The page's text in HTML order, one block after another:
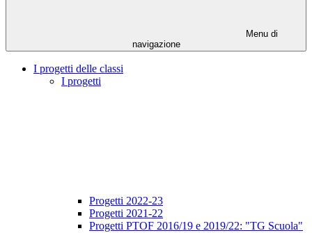
Menu di
navigazione
I progetti delle classi
I progetti
Progetti 2022-23
Progetti 2021-22
Progetti PTOF 2016/19 e 2019/22: "TG Scuola"